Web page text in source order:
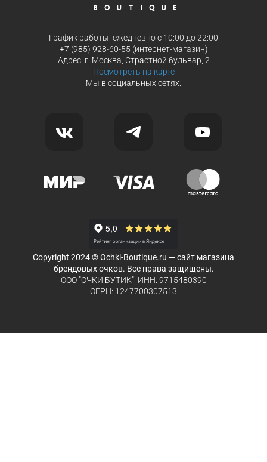
График работы: ежедневно с 10:00 до 22:00
+7 (985) 928-60-55 (интернет-магазин)
Адрес: г. Москва, Страстной бульвар, 2
Посмотреть на карте
Мы в социальных сетях:
Copyright 2024 © Ochki-Boutique.ru — сайт магазина
брендовых очков. Все права защищены.
ООО "ОЧКИ БУТИК", ИНН: 9715480390
ОГРН: 1247700307513